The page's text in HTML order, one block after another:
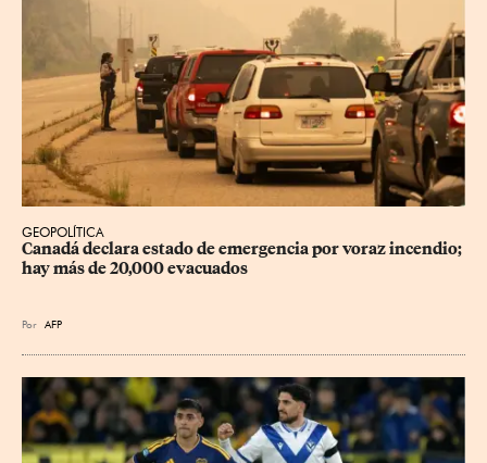
GEOPOLÍTICA
Canadá declara estado de emergencia por voraz incendio;
hay más de 20,000 evacuados
Por AFP